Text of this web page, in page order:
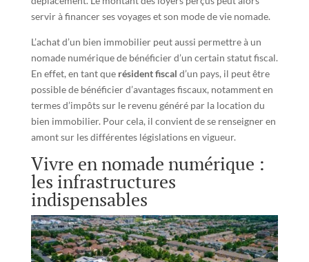
servir à financer ses voyages et son mode de vie nomade.
L’achat d’un bien immobilier peut aussi permettre à un
nomade numérique de bénéficier d’un certain statut fiscal.
En effet, en tant que résident fiscal d’un pays, il peut être
possible de bénéficier d’avantages fiscaux, notamment en
termes d’impôts sur le revenu généré par la location du
bien immobilier. Pour cela, il convient de se renseigner en
amont sur les différentes législations en vigueur.
Vivre en nomade numérique :
les infrastructures
indispensables